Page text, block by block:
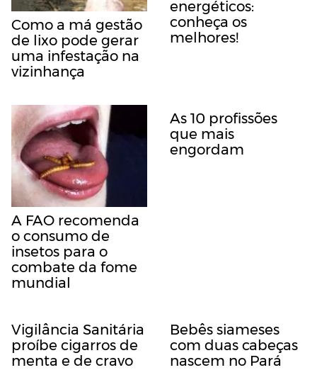
Como a má gestão
de lixo pode gerar
uma infestação na
vizinhança
energéticos:
conheça os
melhores!
A FAO recomenda
o consumo de
insetos para o
combate da fome
mundial
As 10 profissões
que mais
engordam
Vigilância Sanitária
proíbe cigarros de
menta e de cravo
Bebês siameses
com duas cabeças
nascem no Pará